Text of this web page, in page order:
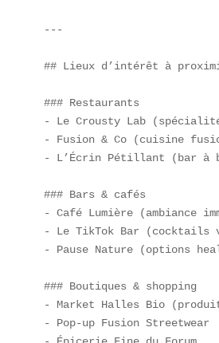
---
## Lieux d’intérêt à
### Restaurants
- Le Crousty Lab
- Fusion & Co (cuisine
- L’Écrin Pétillant (bar à
### Bars & cafés
- Café Lumière (ambiance
- Le TikTok Bar
- Pause Nature (options
### Boutiques & shopping
- Market Halles Bio
- Pop-up Fusion Streetwear